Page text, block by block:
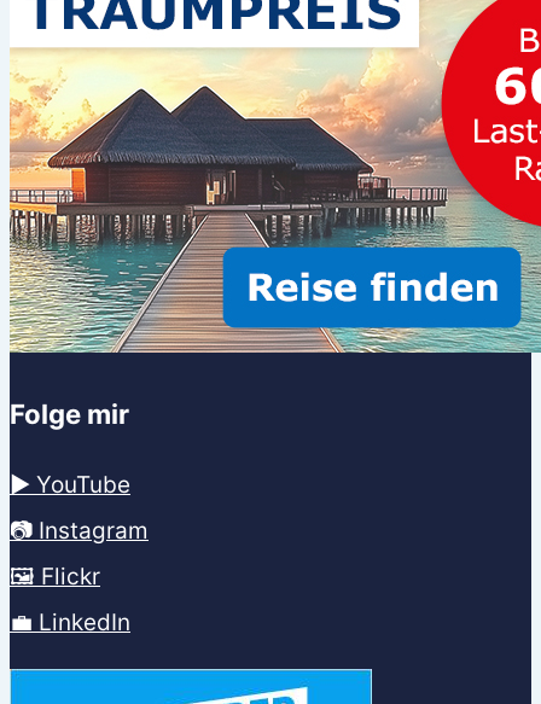
Folge mir
▶️ YouTube
📷 Instagram
🖼️ Flickr
💼 LinkedIn